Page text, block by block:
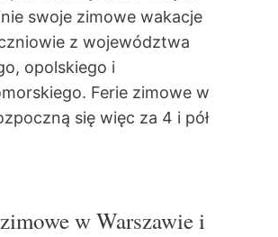
swoje zimowe wakacje
z województwa
opolskiego i
Ferie zimowe w
się więc za 4 i pół
w Warszawie i